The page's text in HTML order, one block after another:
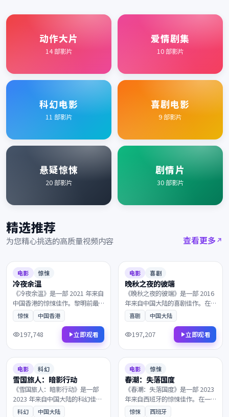
动作大片
14部影片
爱情剧集
10部影片
科幻电影
11 部影片
喜剧电影
9部影片
悬疑惊悚
20部影片
剧情片
30部影片
精选推荐
为您精心挑选的高质量视频内容 查看更多
7.2
电影 惊悚
冷夜余温
《冷夜余温》是一部 2021 年来自
中国香港的惊悚佳作。黎明前最
深的黑暗中，理想与现实在一次
次抉择中互相拉扯。值得在大银
幕上反复品味的诚意之作，影迷
惊悚 中国香港
197,748 立即观看
7.0
电影 喜剧
晚秋之夜的彼端
《晚秋之夜的彼端》是一部 2016
年来自中国大陆的喜剧佳作。在
二战末期的欧洲战场，一段尘封
多年的往事被缓缓揭开。叙事节
奏张弛有度，演员表演收放自
如，影迷不容错过。
喜剧 中国大陆
197,207 立即观看
7.1
电影 科幻
雪国旅人：暗影行动
《雪国旅人：暗影行动》是一部
2023 年来自中国大陆的科幻佳
作。在二战末期的欧洲战场，所
科幻 中国大陆
7.9
电影 惊悚
春潮：失落国度
《春潮：失落国度》是一部 2023
年来自西班牙的惊悚佳作。在一
座被遗忘的小城里，两个素未谋
惊悚 西班牙